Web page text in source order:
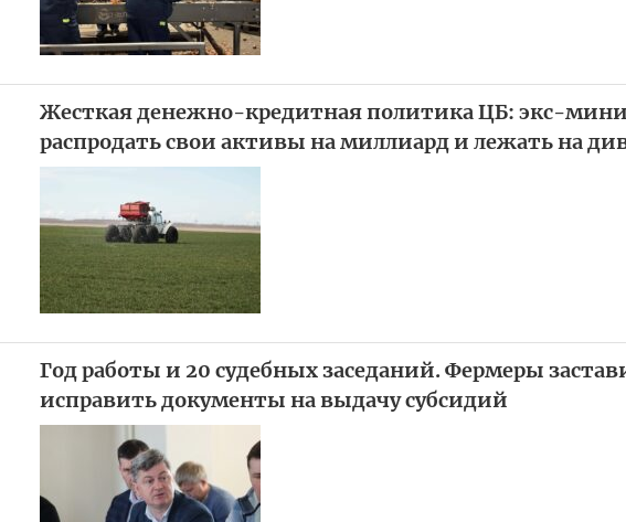
Жесткая денежно-кредитная политика ЦБ: экс-
распродать свои активы на миллиард и лежать на
Год работы и 20 судебных заседаний. Фермеры
исправить документы на выдачу субсидий